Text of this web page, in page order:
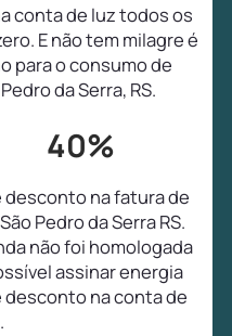
conta de luz todos os
E não tem milagre é
para o consumo de
da Serra, RS.
40%
desconto na fatura de
Pedro da Serra RS.
não foi homologada
assinar energia
desconto na conta de